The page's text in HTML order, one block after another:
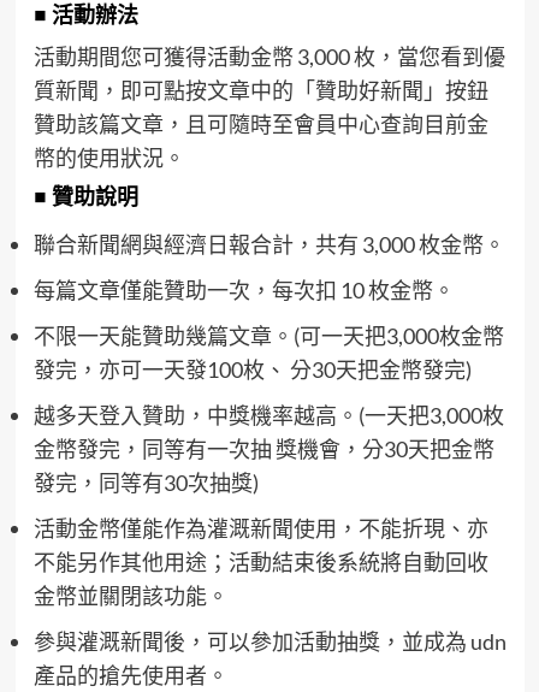
■ 活動辦法
活動期間您可獲得活動金幣 3,000 枚，當您看到優
質新聞，即可點按文章中的「贊助好新聞」按鈕
贊助該篇文章，且可隨時至會員中心查詢目前金
幣的使用狀況。
■ 贊助說明
聯合新聞網與經濟日報合計，共有 3,000 枚金幣。
每篇文章僅能贊助一次，每次扣 10 枚金幣。
不限一天能贊助幾篇文章。(可一天把3,000枚金幣
發完，亦可一天發100枚、 分30天把金幣發完)
越多天登入贊助，中獎機率越高。(一天把3,000枚
金幣發完，同等有一次抽 獎機會，分30天把金幣
發完，同等有30次抽獎)
活動金幣僅能作為灌溉新聞使用，不能折現、亦
不能另作其他用途；活動結束後系統將自動回收
金幣並關閉該功能。
參與灌溉新聞後，可以參加活動抽獎，並成為 udn
產品的搶先使用者。